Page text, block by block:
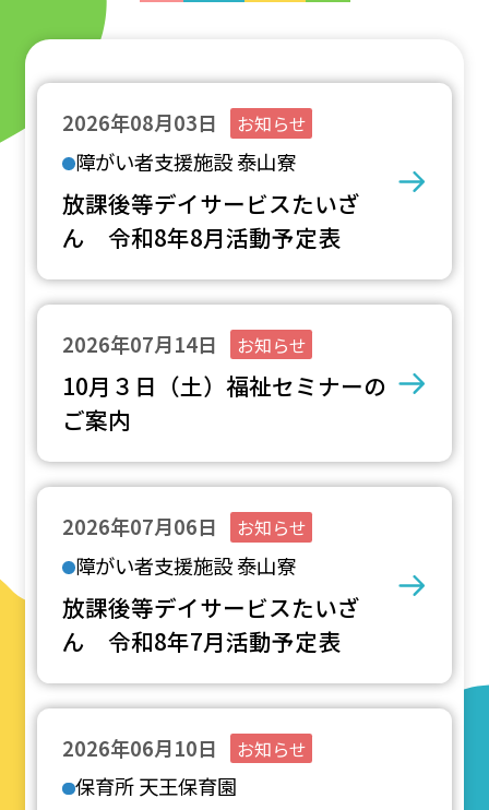
2026年08月03日 お知らせ
障がい者支援施設 泰山寮
放課後等デイサービスたいざ
ん 令和8年8月活動予定表
2026年07月14日 お知らせ
10月３日（土）福祉セミナーの
ご案内
2026年07月06日 お知らせ
障がい者支援施設 泰山寮
放課後等デイサービスたいざ
ん 令和8年7月活動予定表
2026年06月10日 お知らせ
保育所 天王保育園